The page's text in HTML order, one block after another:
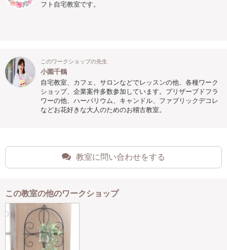
フト自宅教室です。
このワークショップの先生
小園千鶴
自宅教室、カフェ、サロンなどでレッスンの他、各種ワーク
ショップ、企業案件多数参加しています。プリザーブドフラ
ワーの他、ハーバリウム、キャンドル、ファブリックデコレ
などお花好きな大人のためのお稽古教室。
教室に問い合わせをする
この教室の他のワークショップ